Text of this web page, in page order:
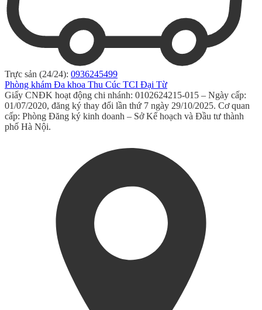
Trực sản (24/24): 0936245499
Phòng khám Đa khoa Thu Cúc TCI Đại Từ
Giấy CNĐK hoạt động chi nhánh: 0102624215-015 – Ngày cấp:
01/07/2020, đăng ký thay đổi lần thứ 7 ngày 29/10/2025. Cơ quan
cấp: Phòng Đăng ký kinh doanh – Sở Kế hoạch và Đầu tư thành
phố Hà Nội.